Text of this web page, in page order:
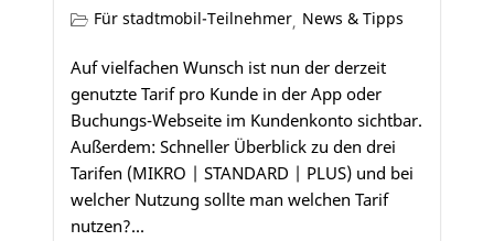
Für stadtmobil-Teilnehmer, News & Tipps
Auf vielfachen Wunsch ist nun der derzeit
genutzte Tarif pro Kunde in der App oder
Buchungs-Webseite im Kundenkonto sichtbar.
Außerdem: Schneller Überblick zu den drei
Tarifen (MIKRO | STANDARD | PLUS) und bei
welcher Nutzung sollte man welchen Tarif
nutzen?...